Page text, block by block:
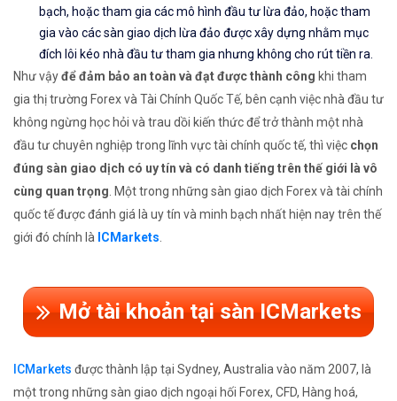
bạch, hoặc tham gia các mô hình đầu tư lừa đảo, hoặc tham
gia vào các sàn giao dịch lừa đảo được xây dựng nhằm mục
đích lôi kéo nhà đầu tư tham gia nhưng không cho rút tiền ra.
Như vậyđể đảm bảo an toàn và đạt được thành công khi tham
gia thị trường Forex và Tài Chính Quốc Tế, bên cạnh việc nhà đầu tư
không ngừng học hỏi và trau dồi kiến thức để trở thành một nhà
đầu tư chuyên nghiệp trong lĩnh vực tài chính quốc tế, thì việc chọn
đúng sàn giao dịch có uy tín và có danh tiếng trên thế giới là vô
cùng quan trọng. Một trong những sàn giao dịch Forex và tài chính
quốc tế được đánh giá là uy tín và minh bạch nhất hiện nay trên thế
giới đó chính là ICMarkets.
Mở tài khoản tại sàn ICMarkets
ICMarkets được thành lập tại Sydney, Australia vào năm 2007, là
một trong những sàn giao dịch ngoại hối Forex, CFD, Hàng hoá,